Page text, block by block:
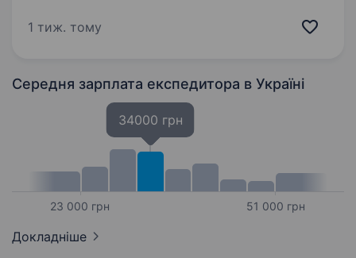
Ви шукаєте роботу з гнучким графіком (повна
команди — ця пропозиція…
1 тиж. тому
Середня зарплата експедитора в Україні
23 000 грн
34000 грн
51 000 грн
Докладніше